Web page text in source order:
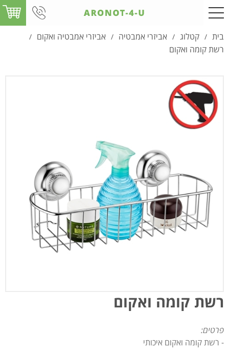
בית / קטלוג / אביזרי אמבטיה / אביזרי אמבטיה ואקום /
רשת קומה ואקום
רשת קומה ואקום
פרטים:
- רשת קומה ואקום איכותי